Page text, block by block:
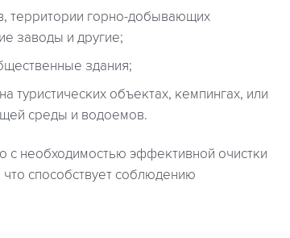
территории горно-добывающих
заводы и другие;
здания;
туристических объектах, кемпингах, или
среды и водоемов.
необходимостью эффективной очистки
способствует соблюдению